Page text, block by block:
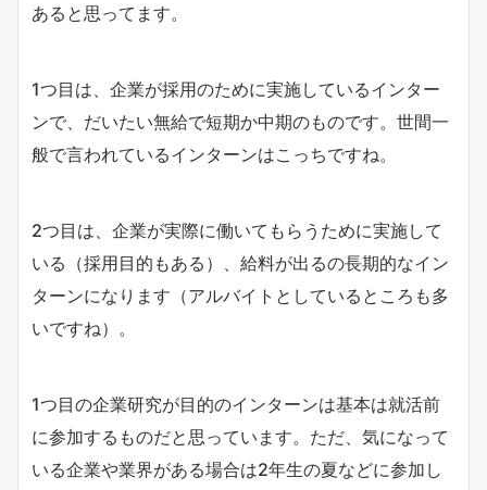
あると思ってます。
1つ目は、企業が採用のために実施しているインター
ンで、だいたい無給で短期か中期のものです。世間一
般で言われているインターンはこっちですね。
2つ目は、企業が実際に働いてもらうために実施して
いる（採用目的もある）、給料が出るの長期的なイン
ターンになります（アルバイトとしているところも多
いですね）。
1つ目の企業研究が目的のインターンは基本は就活前
に参加するものだと思っています。ただ、気になって
いる企業や業界がある場合は2年生の夏などに参加し